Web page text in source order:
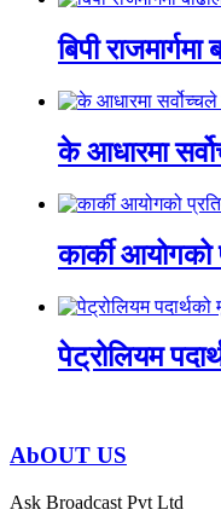
बिपी
के आधारमा
कार्की आयोगको
पेट्रोलियम
AbOUT US
Ask Broadcast Pvt Ltd